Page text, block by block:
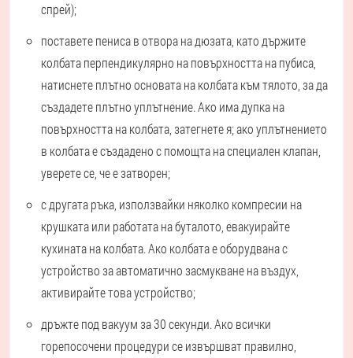
спрей);
поставете пениса в отвора на дюзата, като държите
колбата перпендикулярно на повърхността на пубиса,
натиснете плътно основата на колбата към тялото, за да
създадете плътно уплътнение. Ако има дупка на
повърхността на колбата, затегнете я; ако уплътнението
в колбата е създадено с помощта на специален клапан,
уверете се, че е затворен;
с другата ръка, използвайки няколко компресии на
крушката или работата на буталото, евакуирайте
кухината на колбата. Ако колбата е оборудвана с
устройство за автоматично засмукване на въздух,
активирайте това устройство;
дръжте под вакуум за 30 секунди. Ако всички
горепосочени процедури се извършват правилно,